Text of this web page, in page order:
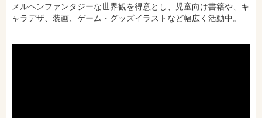
メルヘンファンタジーな世界観を得意とし、児童向け書籍や、キ
ャラデザ、装画、ゲーム・グッズイラストなど幅広く活動中。
e-honで購入 Honya Club.comで購入